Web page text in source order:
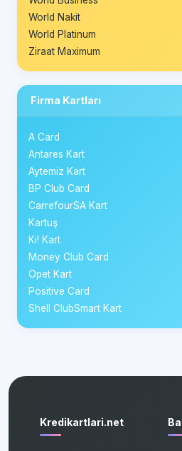
World Nakit
World Platinum
Ziraat Maximum
Firma Kartları
A Card
Antares Kart
Aytemiz Kart
BP Club Card
CarrefourSA Kart
Kartuş
Ki! Kart
Money Club Card
Opet Kart
Positive Card
Shell ClubSmart Kart
Kredikartlari.net